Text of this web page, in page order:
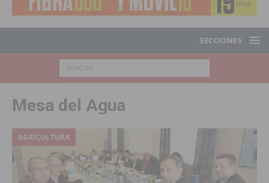
SECCIONES
Mesa del Agua
AGRICULTURA